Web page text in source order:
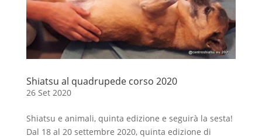
Shiatsu al quadrupede corso 2020
26 Set 2020
Shiatsu e animali, quinta edizione e seguirà la sesta!
Dal 18 al 20 settembre 2020, quinta edizione di